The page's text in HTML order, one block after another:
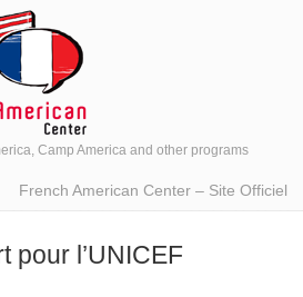
Camp America and other programs
French American Center – Site Officiel
pour l’UNICEF